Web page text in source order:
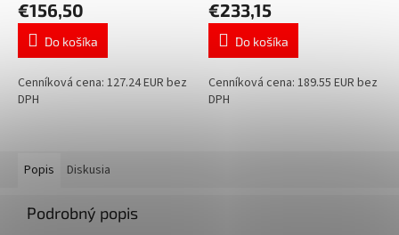
€156,50
Do košíka
Cenníková cena: 127.24 EUR bez
DPH
€233,15
Do košíka
Cenníková cena: 189.55 EUR bez
DPH
Popis Diskusia
Podrobný popis